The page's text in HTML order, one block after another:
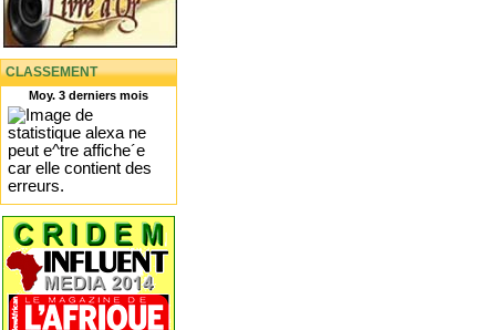
CLASSEMENT
Moy. 3 derniers mois